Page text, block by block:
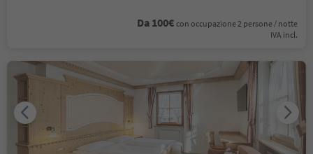
Da 100€ con occupazione 2 persone / notte
IVA incl.